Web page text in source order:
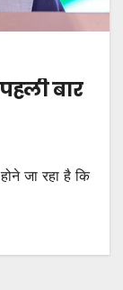
बार
जा रहा है कि